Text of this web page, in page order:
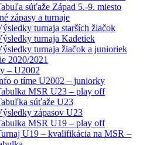
súťaže Západ 5.-9. miesto
zápasy a turnaje
turnaja starších žiačok
turnaja Kadetiek
turnaja žiačok a junioriek
2020/2021
– U2002
o tíme U2002 – juniorky
MSR U23 – play off
súťaže U23
zápasov U23
MSR U19 – play off
U19 – kvalifikácia na MSR –